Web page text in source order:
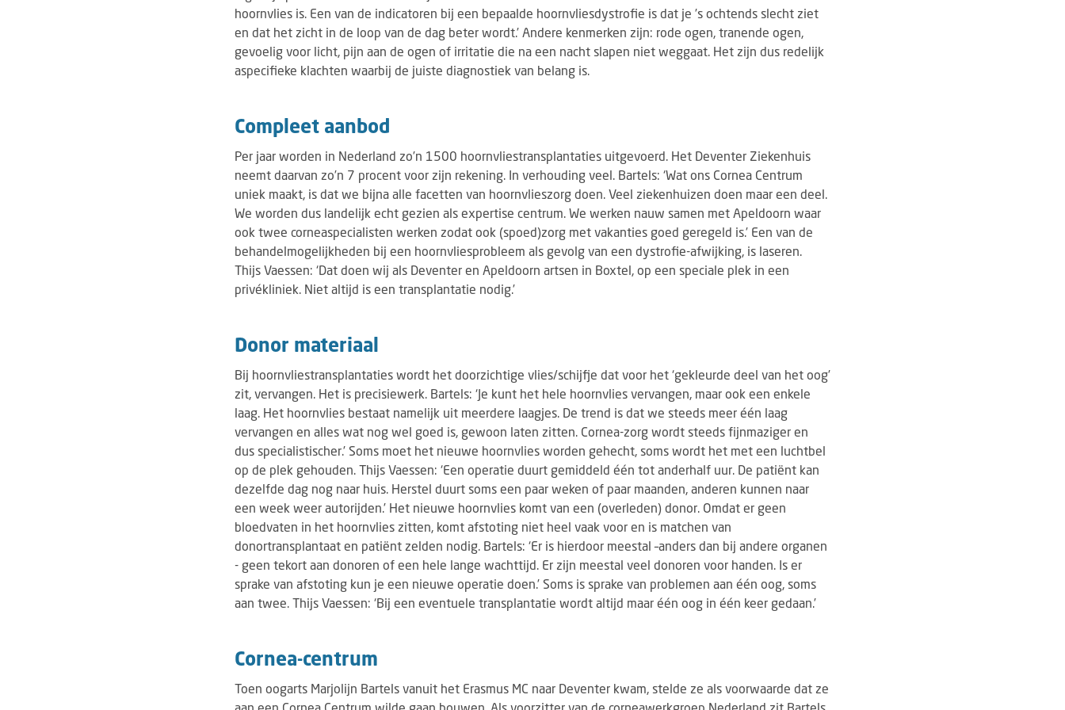
hoornvlies is. Een van de indicatoren bij een bepaalde hoornvliesdystrofie is dat je ’s ochtends slecht ziet
en dat het zicht in de loop van de dag beter wordt.’ Andere kenmerken zijn: rode ogen, tranende ogen,
gevoelig voor licht, pijn aan de ogen of irritatie die na een nacht slapen niet weggaat. Het zijn dus redelijk
aspecifieke klachten waarbij de juiste diagnostiek van belang is.
Compleet aanbod
Per jaar worden in Nederland zo’n 1500 hoornvliestransplantaties uitgevoerd. Het Deventer Ziekenhuis
neemt daarvan zo’n 7 procent voor zijn rekening. In verhouding veel. Bartels: ‘Wat ons Cornea Centrum
uniek maakt, is dat we bijna alle facetten van hoornvlieszorg doen. Veel ziekenhuizen doen maar een deel.
We worden dus landelijk echt gezien als expertise centrum. We werken nauw samen met Apeldoorn waar
ook twee corneaspecialisten werken zodat ook (spoed)zorg met vakanties goed geregeld is.’ Een van de
behandelmogelijkheden bij een hoornvliesprobleem als gevolg van een dystrofie-afwijking, is laseren.
Thijs Vaessen: ‘Dat doen wij als Deventer en Apeldoorn artsen in Boxtel, op een speciale plek in een
privékliniek. Niet altijd is een transplantatie nodig.’
Donor materiaal
Bij hoornvliestransplantaties wordt het doorzichtige vlies/schijfje dat voor het ‘gekleurde deel van het oog’
zit, vervangen. Het is precisiewerk. Bartels: ‘Je kunt het hele hoornvlies vervangen, maar ook een enkele
laag. Het hoornvlies bestaat namelijk uit meerdere laagjes. De trend is dat we steeds meer één laag
vervangen en alles wat nog wel goed is, gewoon laten zitten. Cornea-zorg wordt steeds fijnmaziger en
dus specialistischer.’ Soms moet het nieuwe hoornvlies worden gehecht, soms wordt het met een luchtbel
op de plek gehouden. Thijs Vaessen: ‘Een operatie duurt gemiddeld één tot anderhalf uur. De patiënt kan
dezelfde dag nog naar huis. Herstel duurt soms een paar weken of paar maanden, anderen kunnen naar
een week weer autorijden.’ Het nieuwe hoornvlies komt van een (overleden) donor. Omdat er geen
bloedvaten in het hoornvlies zitten, komt afstoting niet heel vaak voor en is matchen van
donortransplantaat en patiënt zelden nodig. Bartels: ‘Er is hierdoor meestal –anders dan bij andere organen
- geen tekort aan donoren of een hele lange wachttijd. Er zijn meestal veel donoren voor handen. Is er
sprake van afstoting kun je een nieuwe operatie doen.’ Soms is sprake van problemen aan één oog, soms
aan twee. Thijs Vaessen: ‘Bij een eventuele transplantatie wordt altijd maar één oog in één keer gedaan.’
Cornea-centrum
Toen oogarts Marjolijn Bartels vanuit het Erasmus MC naar Deventer kwam, stelde ze als voorwaarde dat ze